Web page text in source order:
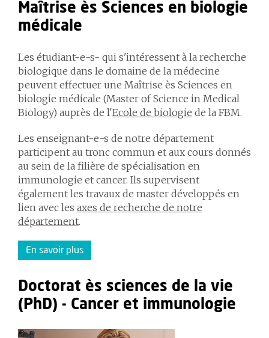
Maîtrise ès Sciences en biologie
médicale
Les étudiant-e-s- qui s'intéressent à la recherche
biologique dans le domaine de la médecine
peuvent effectuer une Maîtrise ès Sciences en
biologie médicale (Master of Science in Medical
Biology) auprès de l'Ecole de biologie de la FBM.
Les enseignant-e-s de notre département
participent au tronc commun et aux cours donnés
au sein de la filière de spécialisation en
immunologie et cancer. Ils supervisent
également les travaux de master développés en
lien avec les axes de recherche de notre
département.
En savoir plus
Doctorat ès sciences de la vie
(PhD) - Cancer et immunologie